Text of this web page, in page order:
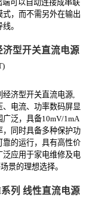
端可以自动连接成串联
式，而不需另外在输出
。
济型开关直流电源
经济型开关直流电源,
、电流、功率数码屏显
广泛，具备10mV/1mA
，同时具备多种保护功
靠的运行，具有高性价
泛应用于家电维修及电
景的理想选择。
列 线性直流电源